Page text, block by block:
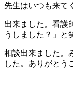
先生はいつも来て
出来ました。看護
うしました？」と
相談出来ました。
した。ありがとう